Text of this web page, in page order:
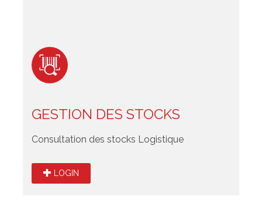
GESTION DES STOCKS
Consultation des stocks Logistique
LOGIN